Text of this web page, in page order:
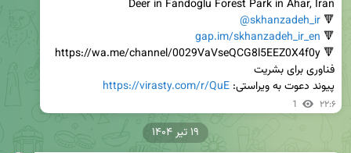
🔻
@skhanzadeh_ir
🔻
gap.im/skhanzadeh_ir_en
پیوند دعوت به ویراستی: https://virasty.com/r/QuE
1 ۲۲:۶
۱۹ تیر ۱۴۰۴